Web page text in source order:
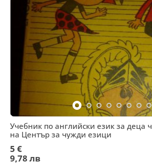
Учебник по английски език за деца
на Център за чужди езици
5 €
9,78 лв